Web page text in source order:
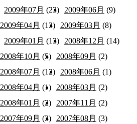
2009年07月 (23) 2009年06月 (9)
2009年04月 (13) 2009年03月 (8)
2009年01月 (13) 2008年12月 (14)
2008年10月 (5) 2008年09月 (2)
2008年07月 (12) 2008年06月 (1)
2008年04月 (1) 2008年03月 (2)
2008年01月 (2) 2007年11月 (2)
2007年09月 (3) 2007年08月 (3)